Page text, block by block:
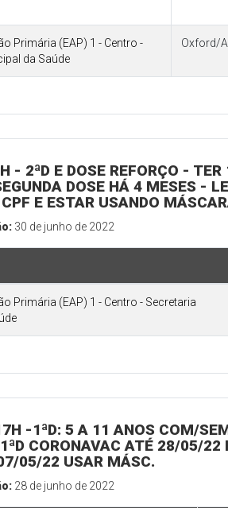
Primária (EAP) 1 - Centro -
da Saúde
Oxford/
- 2ªD E DOSE REFORÇO -
DOSE HÁ 4 MESES -
E ESTAR USANDO
30 de junho de 2022
Primária (EAP) 1 - Centro - Secretaria
-1ªD: 5 A 11 ANOS COM/
CORONAVAC ATÉ 28/05/22
05/22 USAR MÁSC.
28 de junho de 2022